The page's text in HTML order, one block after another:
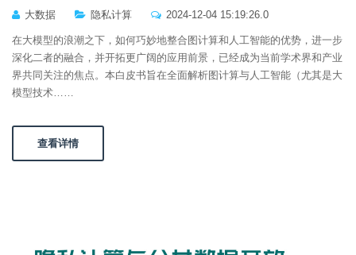
大数据
隐私计算 2024-12-04 15:19:26.0
在大模型的浪潮之下，如何巧妙地整合图计算和人工智能的优势，进一步
深化二者的融合，并开拓更广阔的应用前景，已经成为当前学术界和产业
界共同关注的焦点。本白皮书旨在全面解析图计算与人工智能（尤其是大
模型技术……
查看详情